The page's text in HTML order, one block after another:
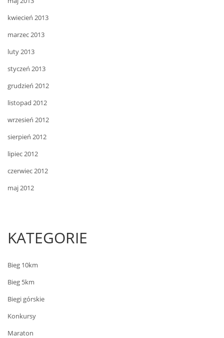
kwiecień 2013
marzec 2013
luty 2013
styczeń 2013
grudzień 2012
listopad 2012
wrzesień 2012
sierpień 2012
lipiec 2012
czerwiec 2012
maj 2012
KATEGORIE
Bieg 10km
Bieg 5km
Biegi górskie
Konkursy
Maraton